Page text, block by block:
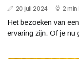
20 juli 2024 2
Het bezoeken van
ervaring zijn. Of je nu